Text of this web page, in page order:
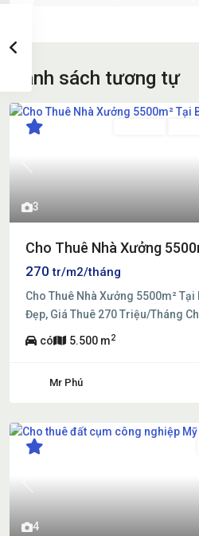
danh sách tương tự
3
Previous
Cho Thuê Nhà Xưởng
270tr/m2/tháng
Cho Thuê Nhà Xưởng 5500m²
Đẹp, Giá Thuê 270 Triệu/Tháng
có 5.500 m2
Mr Phú
4
Previous